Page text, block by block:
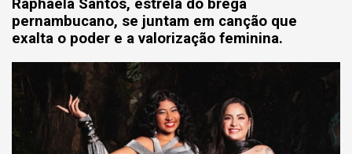
Raphaela Santos, estrela do brega
pernambucano, se juntam em canção que
exalta o poder e a valorização feminina.